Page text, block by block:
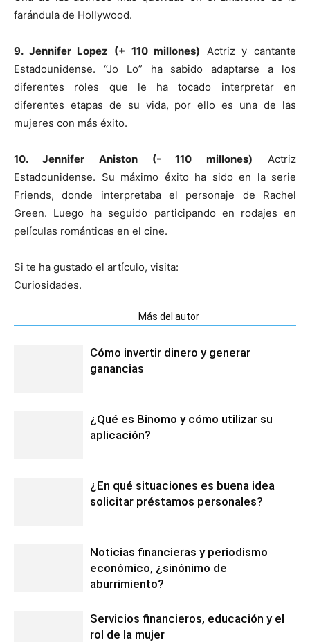
farándula de Hollywood.
9. Jennifer Lopez (+ 110 millones) Actriz y cantante
Estadounidense. “Jo Lo” ha sabido adaptarse a los
diferentes roles que le ha tocado interpretar en
diferentes etapas de su vida, por ello es una de las
mujeres con más éxito.
10. Jennifer Aniston (- 110 millones) Actriz
Estadounidense. Su máximo éxito ha sido en la serie
Friends, donde interpretaba el personaje de Rachel
Green. Luego ha seguido participando en rodajes en
películas románticas en el cine.
Si te ha gustado el artículo, visita:
Curiosidades.
Más del autor
Cómo invertir dinero y generar
ganancias
¿Qué es Binomo y cómo utilizar su
aplicación?
¿En qué situaciones es buena idea
solicitar préstamos personales?
Noticias financieras y periodismo
económico, ¿sinónimo de
aburrimiento?
Servicios financieros, educación y el
rol de la mujer